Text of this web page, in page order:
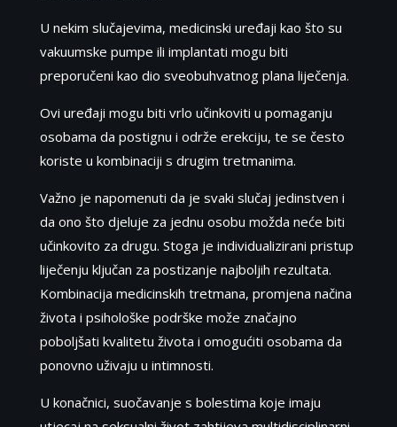
U nekim slučajevima, medicinski uređaji kao što su
vakuumske pumpe ili implantati mogu biti
preporučeni kao dio sveobuhvatnog plana liječenja.
Ovi uređaji mogu biti vrlo učinkoviti u pomaganju
osobama da postignu i održe erekciju, te se često
koriste u kombinaciji s drugim tretmanima.
Važno je napomenuti da je svaki slučaj jedinstven i
da ono što djeluje za jednu osobu možda neće biti
učinkovito za drugu. Stoga je individualizirani pristup
liječenju ključan za postizanje najboljih rezultata.
Kombinacija medicinskih tretmana, promjena načina
života i psihološke podrške može značajno
poboljšati kvalitetu života i omogućiti osobama da
ponovno uživaju u intimnosti.
U konačnici, suočavanje s bolestima koje imaju